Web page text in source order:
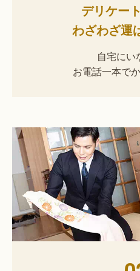
デリケー
わざわざ運
自宅にい
お電話一本で